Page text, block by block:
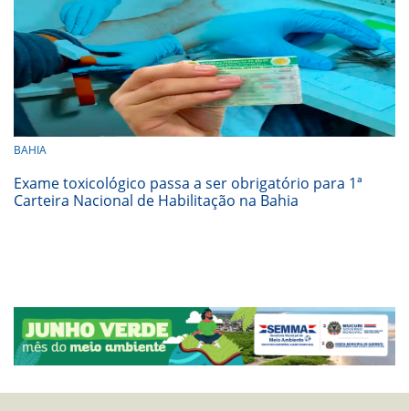
BAHIA
Exame toxicológico passa a ser obrigatório para 1ª
Carteira Nacional de Habilitação na Bahia